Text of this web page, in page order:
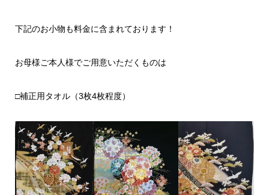
下記のお小物も料金に含まれております！
お母様ご本人様でご用意いただくものは
□補正用タオル（3枚4枚程度）